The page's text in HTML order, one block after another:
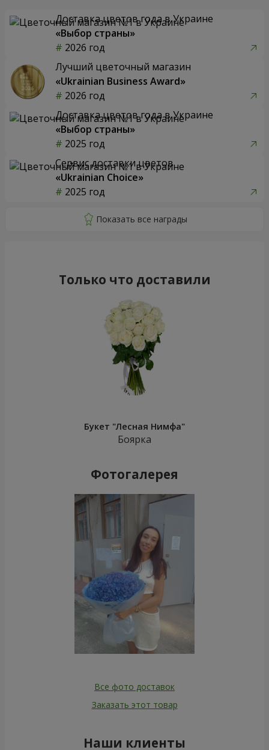
Доставка цветов года в Украине
«Выбор страны»
2026 год
Лучший цветочный магазин
«Ukrainian Business Award»
2026 год
Доставка цветов года в Украине
«Выбор страны»
2025 год
Сервис доставки цветов
«Ukrainian Choice»
2025 год
Только что доставили
Букет "Лесная Нимфа"
Боярка
Фотогалерея
Все фото доставок
Заказать этот товар
Наши клиенты